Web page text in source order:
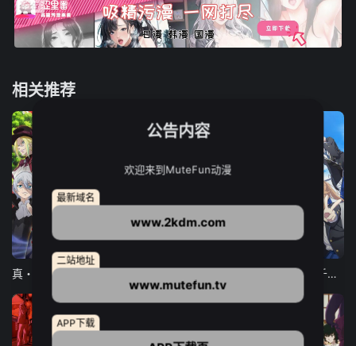
相关推荐
弹珠汽水瓶里的千岁同学
公告内容
欢迎来到MuteFun动漫
最新域名
www.2kdm.com
二站地址
www.mutefun.tv
APP下载